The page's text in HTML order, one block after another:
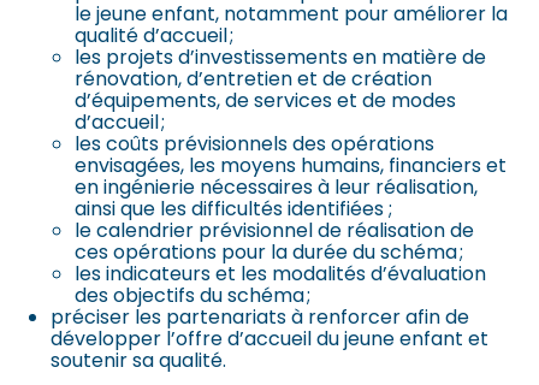
le jeune enfant, notamment pour améliorer la
qualité d’accueil ;
les projets d’investissements en matière de
rénovation, d’entretien et de création
d’équipements, de services et de modes
d’accueil ;
les coûts prévisionnels des opérations
envisagées, les moyens humains, financiers et
en ingénierie nécessaires à leur réalisation,
ainsi que les difficultés identifiées ;
le calendrier prévisionnel de réalisation de
ces opérations pour la durée du schéma ;
les indicateurs et les modalités d’évaluation
des objectifs du schéma ;
préciser les partenariats à renforcer afin de
développer l’offre d’accueil du jeune enfant et
soutenir sa qualité.